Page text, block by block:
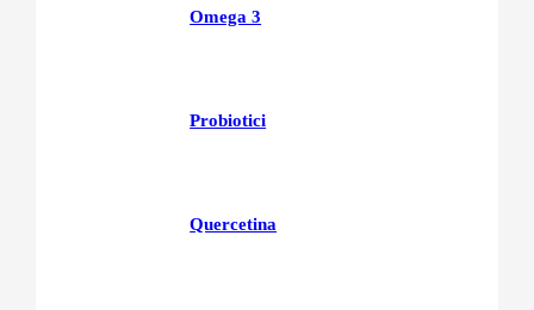
Omega 3
Probiotici
Quercetina